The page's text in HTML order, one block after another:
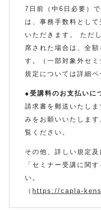
7日前（中6日必要）
は、事務手数料とし
いただきます。 ただ
席された場合は、全
す。（一部対象外セ
規定については詳細ペ
●受講料のお支払いに
請求書を郵送いたし
みをお願いいたしま
覧ください。
その他、詳しい規定
「セミナー受講に関
い。
（ https://capla-